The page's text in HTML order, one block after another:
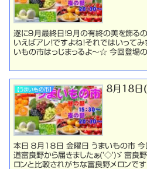
遂に９月最終日！９月の有終の美を飾るのは
いえばアレ！ですよね！それではいって
いもの市はっじまっるよ～☆ 今回登場の
【うまいもの市】 ８月１８
本日 ８月１８日 金曜日 うまいもの市 今
道富良野から届きましたぁ('◇')ゞ 富良
ロンと比較されがちな富良野メロンです